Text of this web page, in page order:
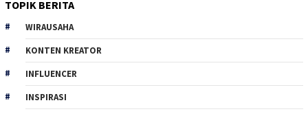
TOPIK BERITA
WIRAUSAHA
KONTEN KREATOR
INFLUENCER
INSPIRASI